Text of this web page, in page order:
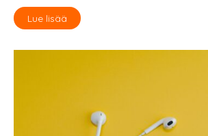
Lue lisää